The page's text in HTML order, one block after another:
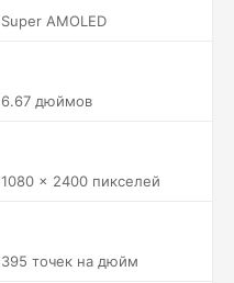
Super AMOLED
6.67 дюймов
1080 x 2400 пикселей
395 точек на дюйм